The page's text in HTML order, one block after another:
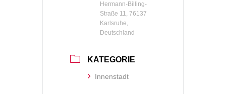
Hermann-Billing-
Straße 11, 76137
Karlsruhe,
Deutschland
KATEGORIE
Innenstadt